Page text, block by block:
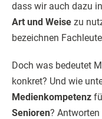
dass wir auch dazu
Art und Weise zu
bezeichnen
Doch was bedeutet
konkret? Und wie
Medienkompetenz
Senioren?